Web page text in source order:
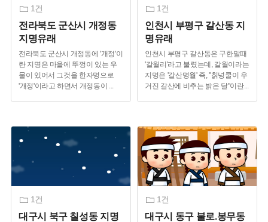
전라북도 군산시 개정동
지명유래
전라북도 군산시 개정동에 '개정'이
란 지명은 마을에 뚜껑이 있는 우
물이 있어서 그것을 한자명으로
'개정'이라고 하면서 개정동이 ...
1건
인천시 부평구 갈산동 지
명유래
인천시 부평구 갈산동은 구한말때
'갈월리'라고 불렸는데, 갈월이라는
지명은 '갈산명월' 즉, "칡넝쿨이 우
거진 갈산에 비추는 밝은 달"이란...
1건
대구시 북구 칠성동 지명
1건
대구시 동구 불로.봉무동
1건